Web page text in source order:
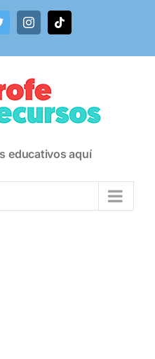
InstagramTiktok
educativos aquí